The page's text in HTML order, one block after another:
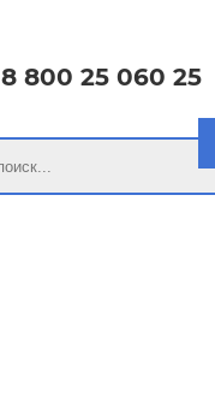
8 800 25 060 25